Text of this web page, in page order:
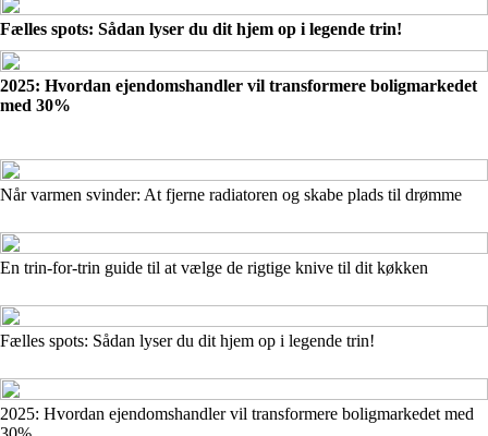
Fælles spots: Sådan lyser du dit hjem op i legende trin!
2025: Hvordan ejendomshandler vil transformere boligmarkedet
med 30%
Når varmen svinder: At fjerne radiatoren og skabe plads til drømme
En trin-for-trin guide til at vælge de rigtige knive til dit køkken
Fælles spots: Sådan lyser du dit hjem op i legende trin!
2025: Hvordan ejendomshandler vil transformere boligmarkedet med